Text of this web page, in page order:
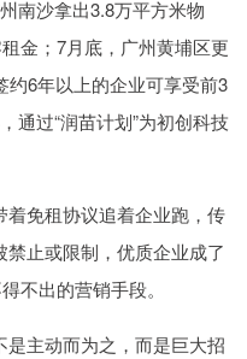
南沙拿出3.8万平方米物
金；7月底，广州黄埔区更
约6年以上的企业可享受前3
通过“润苗计划”为初创科技
免租协议追着企业跑，传
止或限制，优质企业成了
不出的营销手段。
主动而为之，而是巨大招